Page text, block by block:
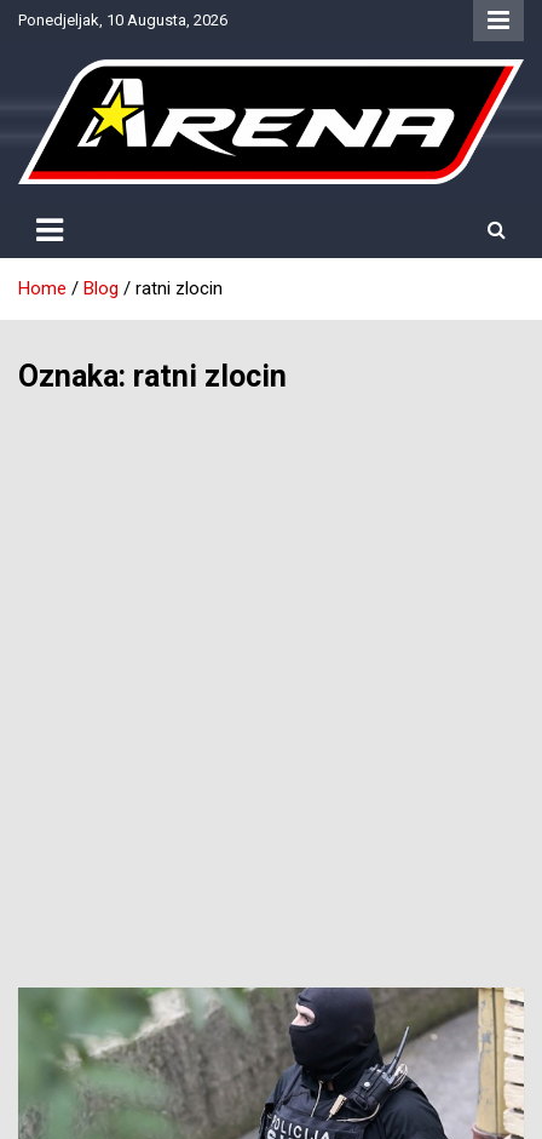
SkipPonedjeljak, 10 Augusta, 2026
NTV Arena
Home Blog ratni zlocin
Oznaka: ratni zlocin